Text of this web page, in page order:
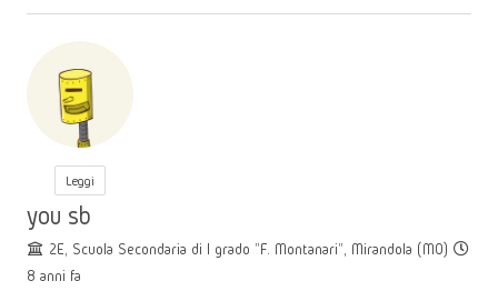
Leggi
you sb
2E, Scuola Secondaria di I grado "F. Montanari", Mirandola (MO)
8 anni fa